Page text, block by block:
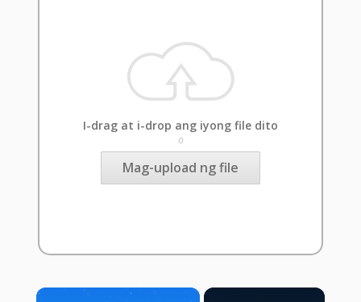
I-drag at i-drop ang iyong file dito
o
Mag-upload ng file
×